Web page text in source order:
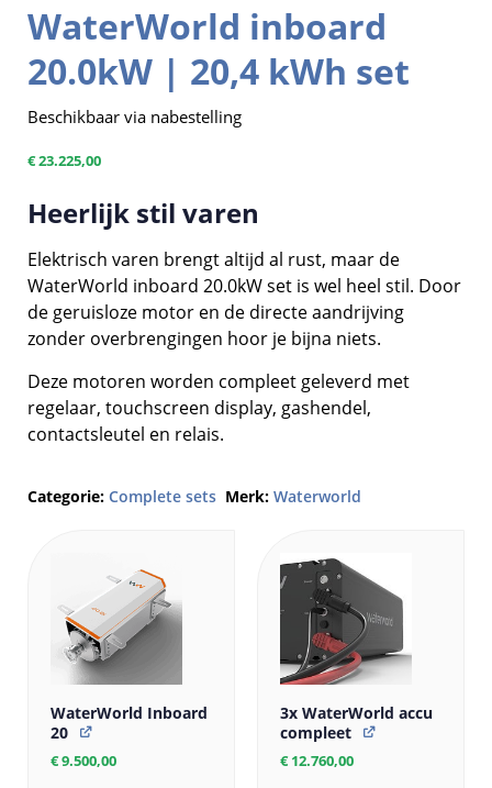
WaterWorld inboard
20.0kW | 20,4 kWh set
Beschikbaar via nabestelling
€23.225,00
Heerlijk stil varen
Elektrisch varen brengt altijd al rust, maar de
WaterWorld inboard 20.0kW set is wel heel stil. Door
de geruisloze motor en de directe aandrijving
zonder overbrengingen hoor je bijna niets.
Deze motoren worden compleet geleverd met
regelaar, touchscreen display, gashendel,
contactsleutel en relais.
Categorie: Complete sets Merk: Waterworld
WaterWorld Inboard
20
€9.500,00
3x WaterWorld accu
compleet
€12.760,00